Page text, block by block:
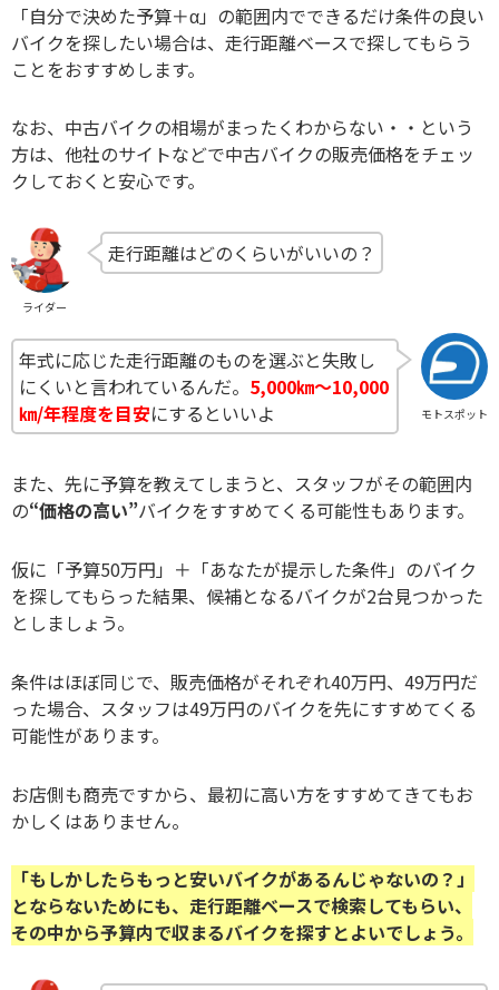
「自分で決めた予算＋α」の範囲内でできるだけ条件の良い
バイクを探したい場合は、走行距離ベースで探してもらう
ことをおすすめします。
なお、中古バイクの相場がまったくわからない・・という
方は、他社のサイトなどで中古バイクの販売価格をチェッ
クしておくと安心です。
ライダー
走行距離はどのくらいがいいの？
モトスポット
年式に応じた走行距離のものを選ぶと失敗し
にくいと言われているんだ。 5,000㎞～10,000
㎞/年程度を目安にするといいよ
また、先に予算を教えてしまうと、スタッフがその範囲内
の“価格の高い”バイクをすすめてくる可能性もあります。
仮に「予算50万円」＋「あなたが提示した条件」のバイク
を探してもらった結果、候補となるバイクが2台見つかった
としましょう。
条件はほぼ同じで、販売価格がそれぞれ40万円、49万円だ
った場合、スタッフは49万円のバイクを先にすすめてくる
可能性があります。
お店側も商売ですから、最初に高い方をすすめてきてもお
かしくはありません。
「もしかしたらもっと安いバイクがあるんじゃないの？」
とならないためにも、走行距離ベースで検索してもらい、
その中から予算内で収まるバイクを探すとよいでしょう。